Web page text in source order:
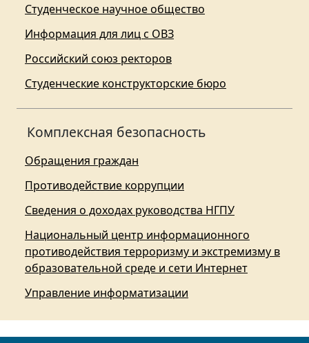
Студенческое научное общество
Информация для лиц с ОВЗ
Российский союз ректоров
Студенческие конструкторские бюро
Комплексная безопасность
Обращения граждан
Противодействие коррупции
Сведения о доходах руководства НГПУ
Национальный центр информационного
противодействия терроризму и экстремизму в
образовательной среде и сети Интернет
Управление информатизации